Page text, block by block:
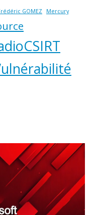
GOMEZ Mercury